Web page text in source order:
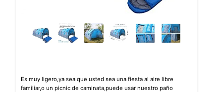
Es muy ligero,ya sea que usted sea una fiesta al aire libre
familiar,o un picnic de caminata,puede usar nuestro paño